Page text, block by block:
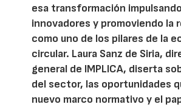
esa transformación
innovadores y promoviendo la
como uno de los pilares de la
circular. Laura Sanz de Siria,
general de IMPLICA, diserta
del sector, las oportunidades
nuevo marco normativo y el